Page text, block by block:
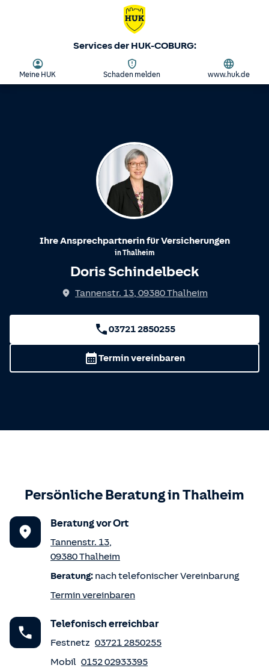
Services der HUK-COBURG:
Meine HUK Schaden melden www.huk.de
Ihre Ansprechpartnerin für Versicherungen
inThalheim
Doris Schindelbeck
Tannenstr. 13, 09380Thalheim
03721 2850255
Termin vereinbaren
Persönliche Beratung inThalheim
Beratung vor Ort
Tannenstr. 13,
09380Thalheim
Beratung: nach telefonischer Vereinbarung
Termin vereinbaren
Telefonisch erreichbar
Festnetz 03721 2850255
Mobil 0152 02933395